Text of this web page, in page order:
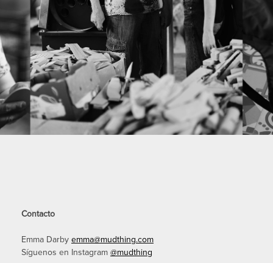
Contacto
Emma Darby emma@mudthing.com
Síguenos en Instagram @mudthing